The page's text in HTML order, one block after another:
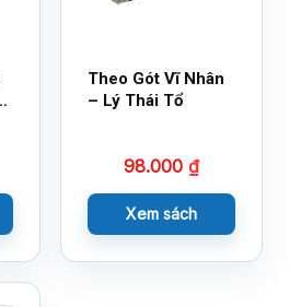
Theo Gót Vĩ Nhân
– Lý Thái Tổ
98.000 ₫
Xem sách